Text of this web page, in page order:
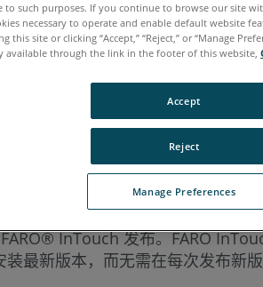
InTouch 发布。FARO
最新版本，而无需在每次发布
to such purposes. If you continue to browse our site
necessary to operate and enable default website
this site or clicking “Accept,” “Reject,” or “Manage
available through the link in the footer of this website,
Manage Preferences
Reject
Accept